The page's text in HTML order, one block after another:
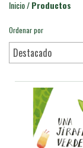
Inicio/Productos
Ordenar por